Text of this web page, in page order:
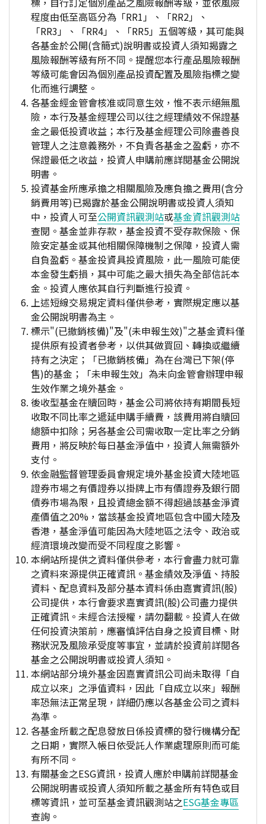
程度由低至高區分為「RR1」、「RR2」、
「RR3」、「RR4」、「RR5」五個等級，其可能與
各基金於公開(含簡式)說明書或投資人須知揭露之
風險報酬等級有所不同。提醒您本行產品風險報酬
等級可能會因為個別產品投資配置及風險指標之變
化而進行調整。
各基金經金管會核准或同意生效，惟不表示絕無風
險，本行及基金經理公司以往之經理績效不保證基
金之最低投資收益；本行及基金經理公司除盡善良
管理人之注意義務外，不負責各基金之盈虧，亦不
保證最低之收益，投資人申購前應詳閱基金公開說
明書。
投資基金所應承擔之相關風險及應負擔之費用(含分
銷費用等)已揭露於基金公開說明書或投資人須知
中，投資人可至公開資訊觀測站或基金資訊觀測站
查閱。基金並非存款，基金投資不受存款保險、保
險安定基金或其他相關保障機制之保障，投資人需
自負盈虧。基金投資具投資風險，此一風險可能使
本金發生虧損，其中可能之最大損失為全部信託本
金。投資人應依其自行判斷進行投資。
上述短線交易規定資料僅供參考，實際規定應以基
金公開說明書為主。
標示"(已撤銷核備)"及"(未申報生效)"之基金資料僅
提供原有投資者參考，以供其做買回、轉換或繼續
持有之決定；「已撤銷核備」為在台灣已下架(停
售)的基金；「未申報生效」為未向金管會辦理申報
生效作業之境外基金。
後收型基金在贖回時，基金公司將依持有期間長短
收取不同比率之遞延申購手續費，該費用將自贖回
總額中扣除；另各基金公司需收取一定比率之分銷
費用，將反映於每日基金淨值中，投資人無需額外
支付。
依金融監督管理委員會規定境外基金投資大陸地區
證券市場之有價證券以掛牌上市有價證券及銀行間
債券市場為限，且投資總金額不得超過該基金淨資
產價值之20%，當該基金投資地區包含中國大陸及
香港，基金淨值可能因為大陸地區之法令、政治或
經濟環境改變而受不同程度之影響。
本網站所提供之資料僅供參考，本行會盡力就可靠
之資料來源提供正確資訊。基金績效及淨值、持股
資料、配息資料及部分基本資料係由嘉實資訊(股)
公司提供，本行會要求嘉實資訊(股)公司盡力提供
正確資訊。未經合法授權，請勿翻載。投資人在做
任何投資決策前，應審慎評估自身之投資目標、財
務狀況及風險承受度等事宜，並請於投資前詳閱各
基金之公開說明書或投資人須知。
本網站部分境外基金因嘉實資訊公司尚未取得「自
成立以來」之淨值資料，因此「自成立以來」報酬
率恐無法正常呈現，詳細仍應以各基金公司之資料
為準。
各基金所載之配息發放日係投資標的發行機構分配
之日期，實際入帳日依受託人作業處理原則而可能
有所不同。
有關基金之ESG資訊，投資人應於申購前詳閱基金
公開說明書或投資人須知所載之基金所有特色或目
標等資訊，並可至基金資訊觀測站之ESG基金專區
查詢。